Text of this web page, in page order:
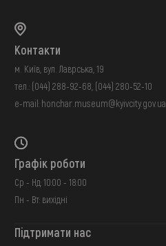
Контакти
м. Київ, вул. Лаврська, 19
тел.: (044) 288-92-68 (044) 280-52-10
e-mail: honchar.museum@kyivcity.gov.ua
Графік роботи
Ср - Нд: 10:00 - 18:00
Пн - Вт: вихідні
Підтримати нас